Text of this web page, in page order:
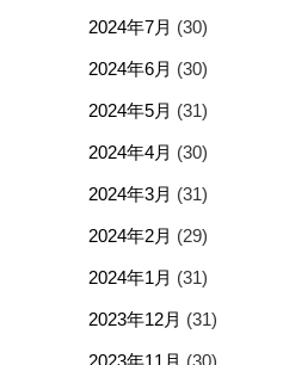
2024年7月 (30)
2024年6月 (30)
2024年5月 (31)
2024年4月 (30)
2024年3月 (31)
2024年2月 (29)
2024年1月 (31)
2023年12月 (31)
2023年11月 (30)